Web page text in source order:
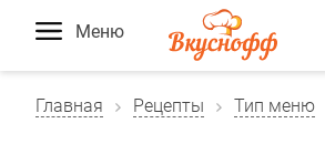
Меню
Главная Рецепты Тип меню